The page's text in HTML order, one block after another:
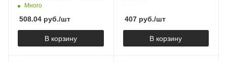
фильтра, сатин
Много
508.04 руб./шт
В корзину
407руб./шт
В корзину